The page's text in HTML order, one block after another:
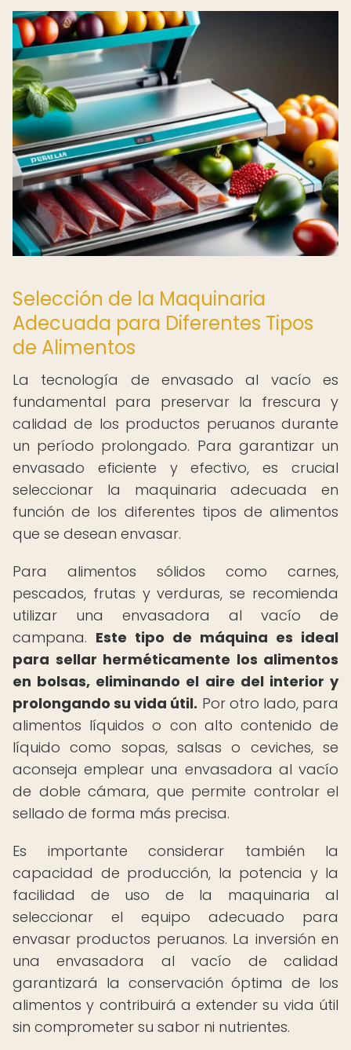
Selección de la Maquinaria
Adecuada para Diferentes Tipos
de Alimentos
La tecnología de envasado al vacío es
fundamental para preservar la frescura y
calidad de los productos peruanos durante
un período prolongado. Para garantizar un
envasado eficiente y efectivo, es crucial
seleccionar la maquinaria adecuada en
función de los diferentes tipos de alimentos
que se desean envasar.
Para alimentos sólidos como carnes,
pescados, frutas y verduras, se recomienda
utilizar una envasadora al vacío de
campana. Este tipo de máquina es ideal
para sellar herméticamente los alimentos
en bolsas, eliminando el aire del interior y
prolongando su vida útil. Por otro lado, para
alimentos líquidos o con alto contenido de
líquido como sopas, salsas o ceviches, se
aconseja emplear una envasadora al vacío
de doble cámara, que permite controlar el
sellado de forma más precisa.
Es importante considerar también la
capacidad de producción, la potencia y la
facilidad de uso de la maquinaria al
seleccionar el equipo adecuado para
envasar productos peruanos. La inversión en
una envasadora al vacío de calidad
garantizará la conservación óptima de los
alimentos y contribuirá a extender su vida útil
sin comprometer su sabor ni nutrientes.